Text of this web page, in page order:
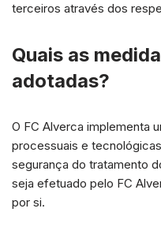
terceiros através dos
Quais as
adotadas?
O FC Alverca implementa
processuais e
segurança do tratamento
seja efetuado pelo FC
por si.